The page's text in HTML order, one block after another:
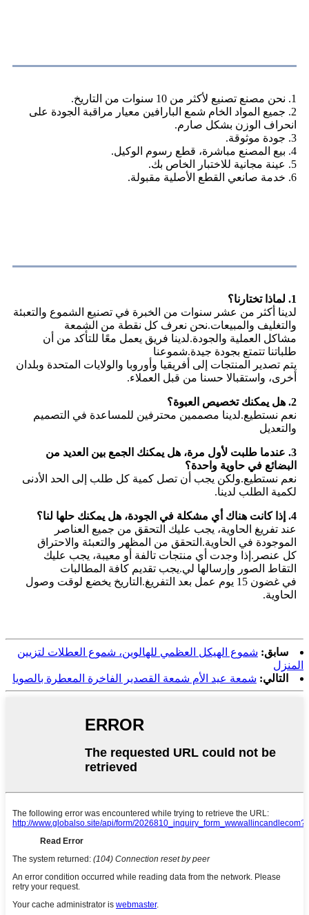
1. نحن مصنع تصنيع لأكثر من 10 سنوات من التاريخ.
2. جميع المواد الخام شمع البارافين معيار مراقبة الجودة على
انحراف الوزن بشكل صارم.
3. جودة موثوقة.
4. بيع المصنع مباشرة، قطع رسوم الوكيل.
5. عينة مجانية للاختبار الخاص بك.
6. خدمة صانعي القطع الأصلية مقبولة.
1. لماذا تختارنا؟
لدينا أكثر من عشر سنوات من الخبرة في تصنيع الشموع والتعبئة
والتغليف والمبيعات.نحن نعرف كل نقطة من الشمعة
مشاكل العملية والجودة.لدينا فريق يعمل معًا للتأكد من أن
طلباتنا تتمتع بجودة جيدة.شموعنا
يتم تصدير المنتجات إلى أفريقيا وأوروبا والولايات المتحدة وبلدان
أخرى، واستقبالا حسنا من قبل العملاء.
2. هل يمكنك تخصيص العبوة؟
نعم نستطيع.لدينا مصممين محترفين للمساعدة في التصميم
والتعديل
3. عندما طلبت لأول مرة، هل يمكنك الجمع بين العديد من
البضائع في حاوية واحدة؟
نعم نستطيع.ولكن يجب أن تصل كمية كل طلب إلى الحد الأدنى
لكمية الطلب لدينا.
4. إذا كانت هناك أي مشكلة في الجودة، هل يمكنك حلها لنا؟
عند تفريغ الحاوية، يجب عليك التحقق من جميع العناصر
الموجودة في الحاوية.التحقق من المظهر والتعبئة والاحتراق
كل عنصر.إذا وجدت أي منتجات تالفة أو معيبة، يجب عليك
التقاط الصور وإرسالها لي.يجب تقديم كافة المطالبات
في غضون 15 يوم عمل بعد التفريغ.التاريخ يخضع لوقت وصول
الحاوية.
سابق: شموع الهيكل العظمي للهالوين، شموع العطلات لتزيين
المنزل
التالي: شمعة عيد الأم شمعة القصدير الفاخرة المعطرة بالصويا